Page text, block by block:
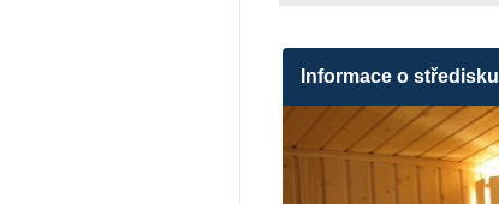
Informace o středisku